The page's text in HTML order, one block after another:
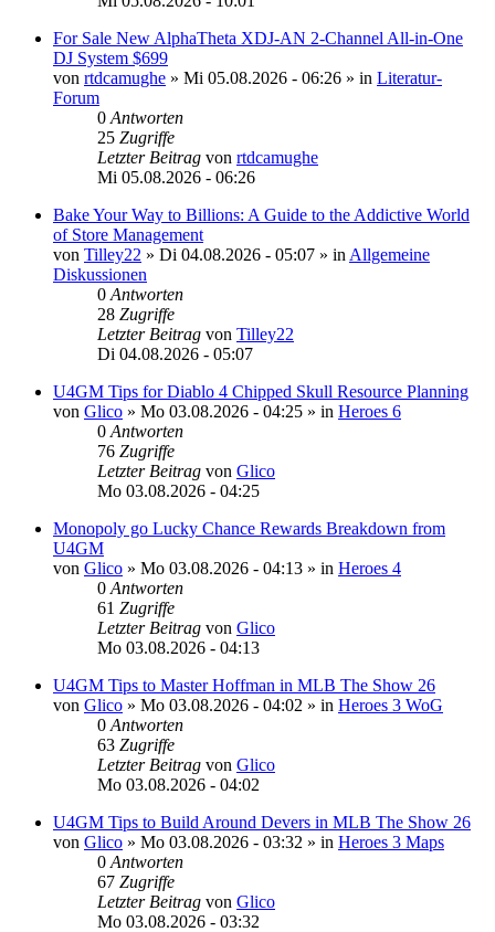
For Sale New AlphaTheta XDJ-AN 2-Channel All-in-One
DJ System $699
von rtdcamughe » Mi 05.08.2026 - 06:26 » in Literatur-
Forum
0 Antworten
25 Zugriffe
Letzter Beitrag von rtdcamughe
Mi 05.08.2026 - 06:26
Bake Your Way to Billions: A Guide to the Addictive World
of Store Management
von Tilley22 » Di 04.08.2026 - 05:07 » in Allgemeine
Diskussionen
0 Antworten
28 Zugriffe
Letzter Beitrag von Tilley22
Di 04.08.2026 - 05:07
U4GM Tips for Diablo 4 Chipped Skull Resource Planning
von Glico » Mo 03.08.2026 - 04:25 » in Heroes 6
0 Antworten
76 Zugriffe
Letzter Beitrag von Glico
Mo 03.08.2026 - 04:25
Monopoly go Lucky Chance Rewards Breakdown from
U4GM
von Glico » Mo 03.08.2026 - 04:13 » in Heroes 4
0 Antworten
61 Zugriffe
Letzter Beitrag von Glico
Mo 03.08.2026 - 04:13
U4GM Tips to Master Hoffman in MLB The Show 26
von Glico » Mo 03.08.2026 - 04:02 » in Heroes 3 WoG
0 Antworten
63 Zugriffe
Letzter Beitrag von Glico
Mo 03.08.2026 - 04:02
U4GM Tips to Build Around Devers in MLB The Show 26
von Glico » Mo 03.08.2026 - 03:32 » in Heroes 3 Maps
0 Antworten
67 Zugriffe
Letzter Beitrag von Glico
Mo 03.08.2026 - 03:32